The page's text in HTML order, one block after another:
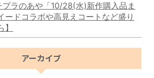
ラのあや「10/28(水)新作購入品ま
ードコラボや高見えコートなど盛り
アーカイブ